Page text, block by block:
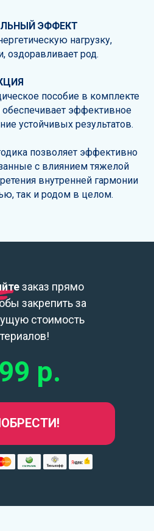
ЭФФЕКТ
нагрузку,
оздоравливает род.
пособие в комплекте
эффективное
устойчивых результатов.
позволяет эффективно
с влиянием тяжелой
внутренней гармонии
так и родом в целом.
заказ прямо
закрепить за
стоимость
р.